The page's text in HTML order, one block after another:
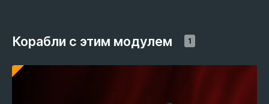
Корабли с этим модулем 1